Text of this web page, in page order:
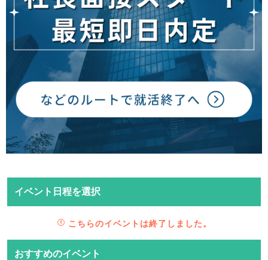
イベント日程を選択
こちらのイベントは終了しました。
おすすめのイベント